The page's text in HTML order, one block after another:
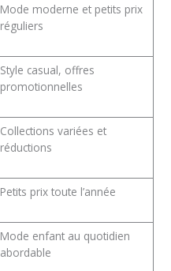
Mode moderne et petits prix
réguliers
Style casual, offres
promotionnelles
Collections variées et
réductions
Petits prix toute l’année
Mode enfant au quotidien
abordable